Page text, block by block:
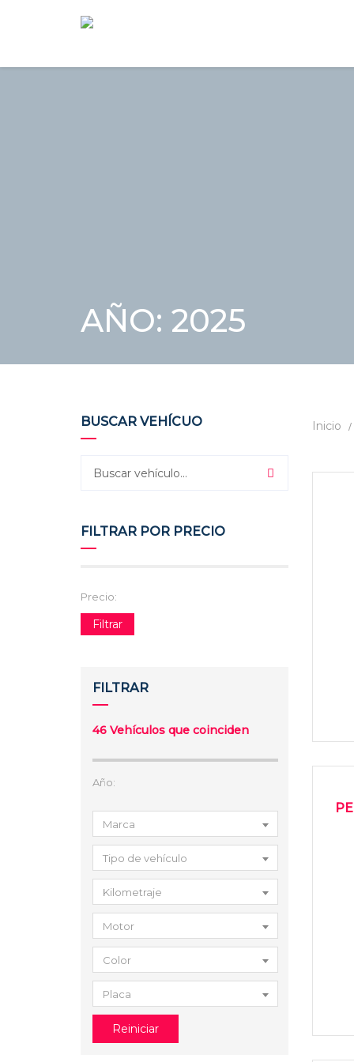
9:00 AM a 6:00 PM
AÑO: 2025
BUSCAR VEHÍCUO
FILTRAR POR PRECIO
Precio:
Filtrar
FILTRAR
46 Vehículos que coinciden
Año:
Marca
Tipo de vehículo
Kilometraje
Motor
Color
Placa
Reiniciar
Inicio